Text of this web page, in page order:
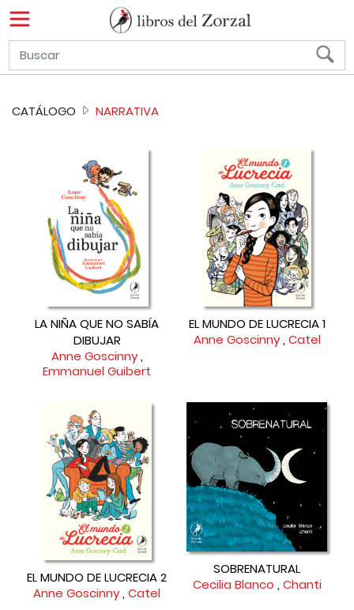
CATÁLOGO NARRATIVA
LA NIÑA QUE NO SABÍA
DIBUJAR
Anne Goscinny,
Emmanuel Guibert
EL MUNDO DE LUCRECIA 1
Anne Goscinny, Catel
EL MUNDO DE LUCRECIA 2
Anne Goscinny,Catel
SOBRENATURAL
Cecilia Blanco , Chanti